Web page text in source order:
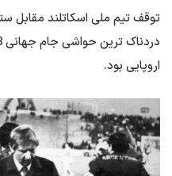
توقف تیم ملی اسکاتلند مقابل
اروپایی بود.